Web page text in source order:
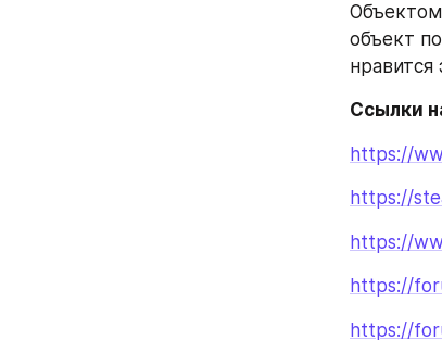
объект
Ссылки
https://
https://
https://
https://
https://